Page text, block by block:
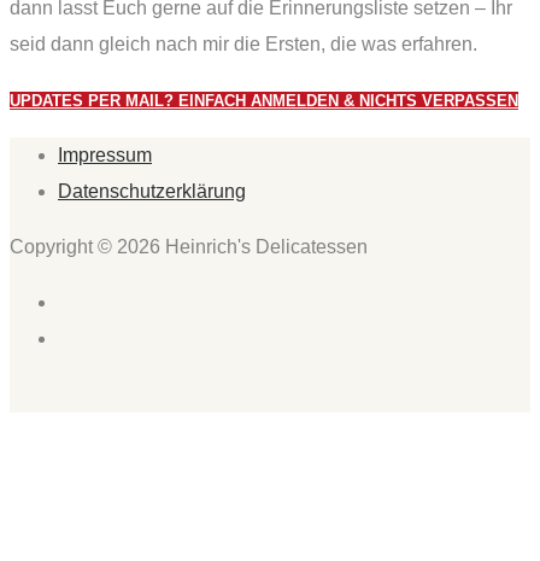
dann lasst Euch gerne auf die Erinnerungsliste setzen – Ihr
seid dann gleich nach mir die Ersten, die was erfahren.
UPDATES PER MAIL? EINFACH ANMELDEN & NICHTS VERPASSEN
Impressum
Datenschutzerklärung
Copyright © 2026 Heinrich's Delicatessen